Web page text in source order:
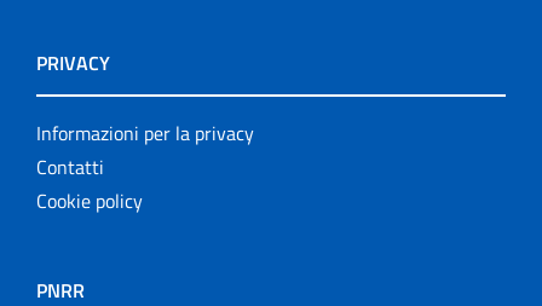
PRIVACY
Informazioni per la privacy
Contatti
Cookie policy
PNRR